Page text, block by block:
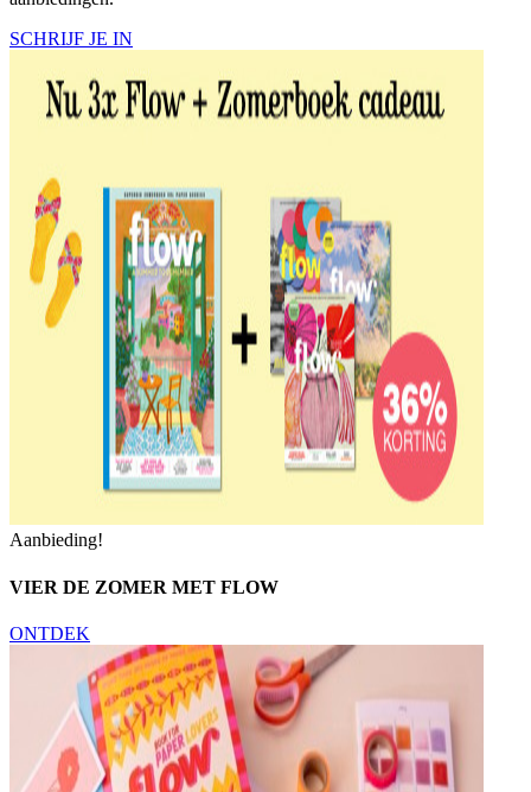
SCHRIJF JE IN
Aanbieding!
VIER DE ZOMER MET FLOW
ONTDEK